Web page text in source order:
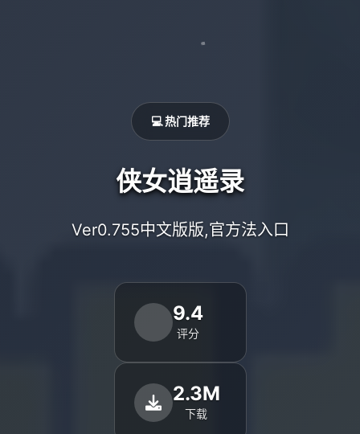
💻 热门推荐
侠女逍遥录
Ver0.755中文版版,官方法入口
9.4
评分
2.3M
下载